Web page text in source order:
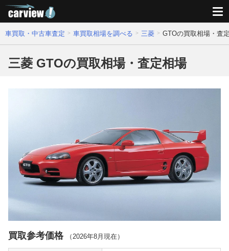
車買取・中古車査定 車買取相場を調べる 三菱 GTOの買取相場・査
三菱 GTOの買取相場・査定相場
買取参考価格 （ 2026年8月 現在）